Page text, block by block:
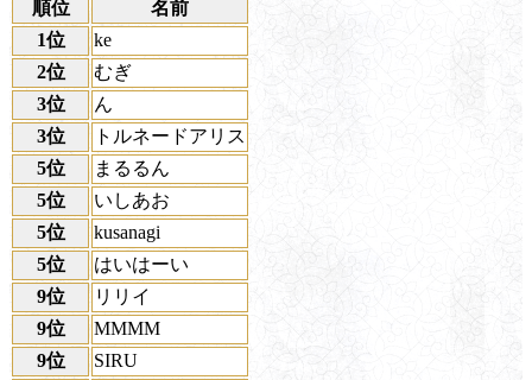
順位
名前
1位
ke
2位
むぎ
3位
ん
3位
トルネードアリス
5位
まるるん
5位
いしあお
5位
kusanagi
5位
はいはーい
9位
リリイ
9位
MMMM
9位
SIRU